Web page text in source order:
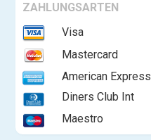
ZAHLUNGSARTEN
Visa
Mastercard
American Express
Diners Club Int
Maestro